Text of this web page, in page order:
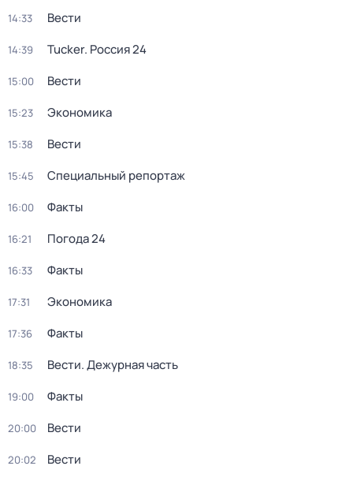
14:33 Вести
14:39 Tucker. Россия 24
15:00 Вести
15:23 Экономика
15:38 Вести
15:45 Специальный репортаж
16:00 Факты
16:21 Погода 24
16:33 Факты
17:31 Экономика
17:36 Факты
18:35 Вести. Дежурная часть
19:00 Факты
20:00 Вести
20:02 Вести